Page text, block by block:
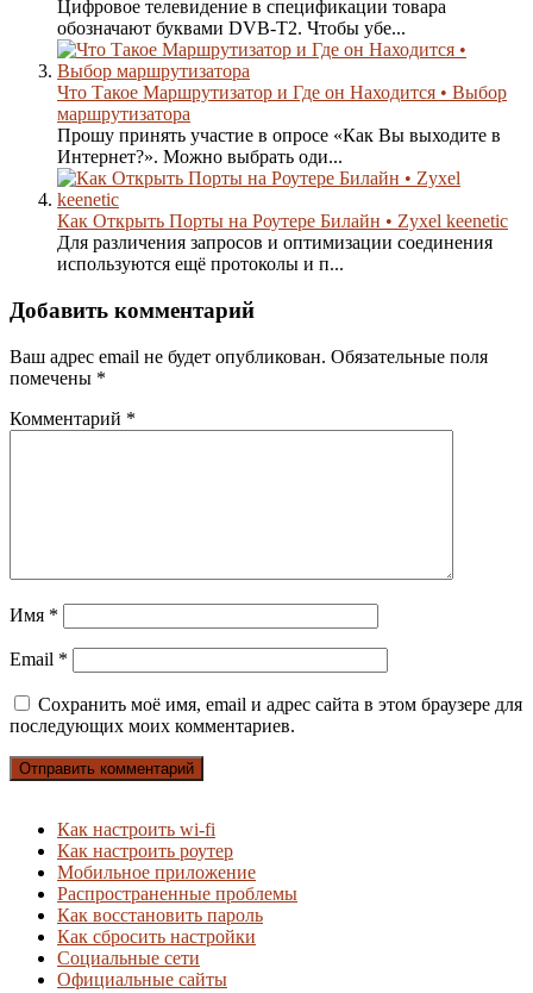
Цифровое телевидение в спецификации товара
обозначают буквами DVB-T2. Чтобы убе...
Что Такое Маршрутизатор и Где он Находится • Выбор
маршрутизатора
Прошу принять участие в опросе «Как Вы выходите в
Интернет?». Можно выбрать оди...
Как Открыть Порты на Роутере Билайн • Zyxel keenetic
Для различения запросов и оптимизации соединения
используются ещё протоколы и п...
Добавить комментарий
Ваш адрес email не будет опубликован. Обязательные поля
помечены *
Комментарий *
Имя *
Email *
Сохранить моё имя, email и адрес сайта в этом браузере для
последующих моих комментариев.
Как настроить wi-fi
Как настроить роутер
Мобильное приложение
Распространенные проблемы
Как восстановить пароль
Как сбросить настройки
Социальные сети
Официальные сайты